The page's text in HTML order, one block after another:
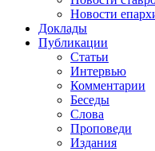
Новости
Доклады
Публикации
Статьи
Интервью
Комментарии
Беседы
Слова
Проповеди
Издания